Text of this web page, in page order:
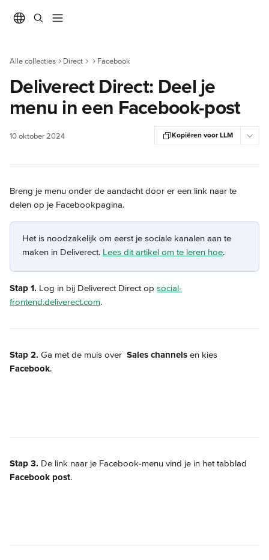
Alle collecties Direct Facebook
Deliverect Direct: Deel je
menu in een Facebook-post
10 oktober 2024 Kopiëren voor LLM
Breng je menu onder de aandacht door er een link naar te
delen op je Facebookpagina.
Het is noodzakelijk om eerst je sociale kanalen aan te
maken in Deliverect. Lees dit artikel om te leren hoe.
Stap 1. Log in bij Deliverect Direct op social-
frontend.deliverect.com.
Stap 2. Ga met de muis over Sales channels en kies
Facebook.
Stap 3. De link naar je Facebook-menu vind je in het tabblad
Facebook post.